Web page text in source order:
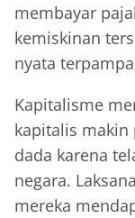
membayar
kemiskinan
nyata
Kapitalisme
kapitalis makin
dada karena
negara.
mereka